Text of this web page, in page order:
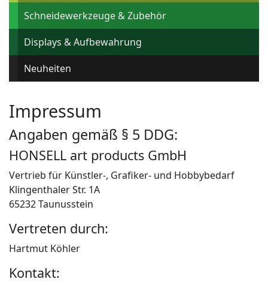
Schneidewerkzeuge & Zubehör
Displays & Aufbewahrung
Neuheiten
Impressum
Angaben gemäß § 5 DDG:
HONSELL art products GmbH
Vertrieb für Künstler-, Grafiker- und Hobbybedarf
Klingenthaler Str. 1A
65232 Taunusstein
Vertreten durch:
Hartmut Köhler
Kontakt: